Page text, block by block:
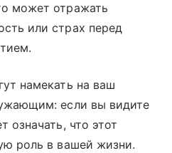
может отражать
или страх перед
намекать на ваш
если вы видите
означать, что этот
роль в вашей жизни.